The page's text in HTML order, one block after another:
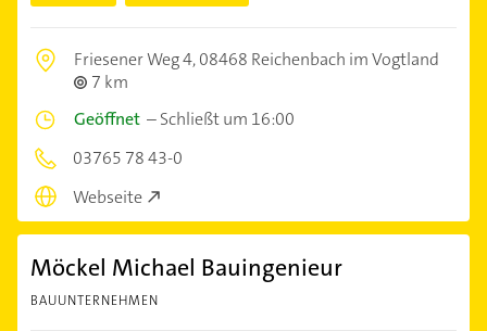
Friesener Weg 4,08468 Reichenbach im Vogtland
7 km
Geöffnet –Schließt um 16:00
03765 78 43-0
Webseite
Möckel Michael Bauingenieur
BAUUNTERNEHMEN